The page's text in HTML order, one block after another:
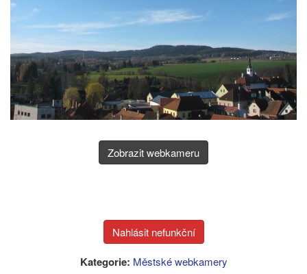
Zobrazit webkameru
Kategorie: Městské webkamery